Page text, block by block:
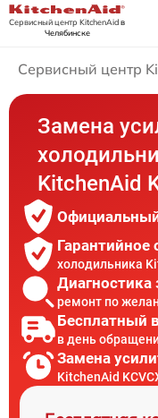
Сервисный центр KitchenAidв
Челябинске
Сервисный центр
Замена
KitchenAid
холодильника
Диагностика
ремонт по
Бесплатный
в день
Замена
KitchenAid